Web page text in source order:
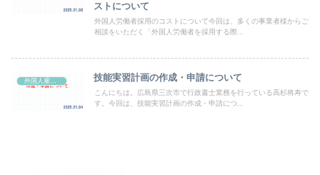
ストについて
外国人労働者採用のコストについて今回は、多くの事業者様からご
相談をいただく「外国人労働者を採用する際...
外国人雇用支援 技能実習計画の作成・申請について
こんにちは。広島県三次市で行政書士業務を行っている高杉将寿で
す。今回は、技能実習計画の作成・申請につ...